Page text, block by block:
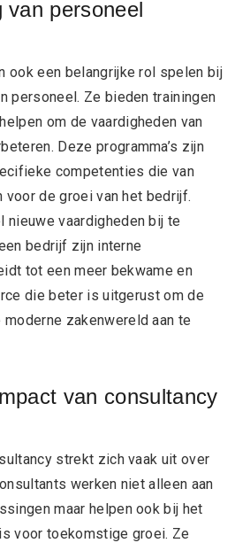
van personeel
ook een belangrijke rol spelen bij
personeel. Ze bieden trainingen
om de vaardigheden van
Deze programma’s zijn
competenties die van
voor de groei van het bedrijf.
nieuwe vaardigheden bij te
bedrijf zijn interne
tot een meer bekwame en
die beter is uitgerust om de
zakenwereld aan te
van consultancy
strekt zich vaak uit over
werken niet alleen aan
maar helpen ook bij het
voor toekomstige groei. Ze